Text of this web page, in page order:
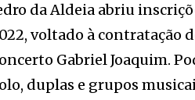
da Aldeia abriu
voltado à contratação
Gabriel Joaquim.
duplas e grupos